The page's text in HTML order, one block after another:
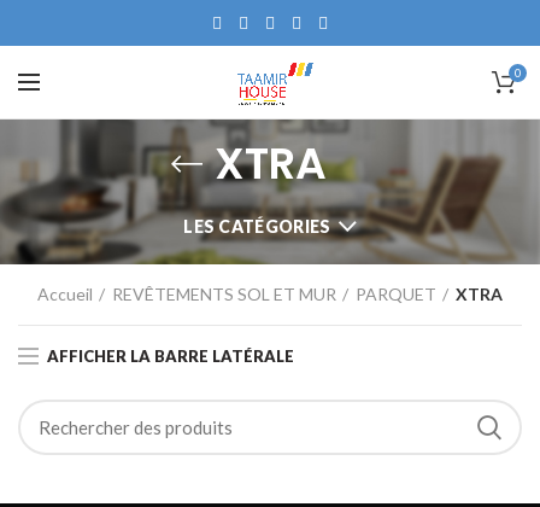
0
XTRA
LES CATÉGORIES
Accueil REVÊTEMENTS SOL ET MUR PARQUET XTRA
AFFICHER LA BARRE LATÉRALE